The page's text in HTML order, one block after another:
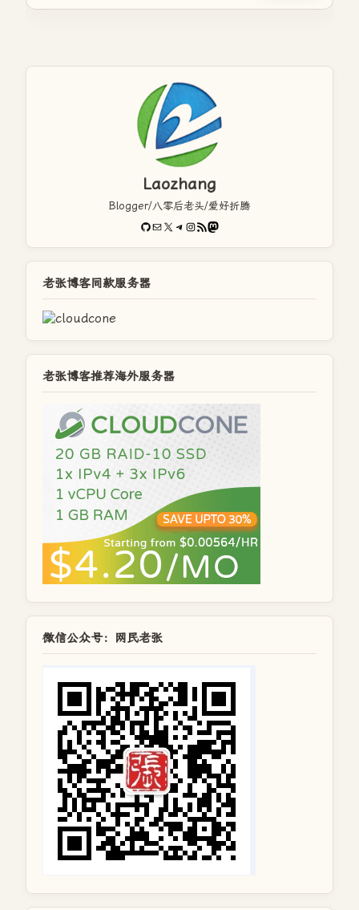
Laozhang
Blogger/八零后老头/爱好折腾
GitHub
电子邮件X Telegram
Instagram
RSS FeedMastodon
老张博客同款服务器
老张博客推荐海外服务器
微信公众号：网民老张